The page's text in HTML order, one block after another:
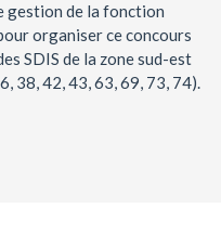
gestion de la fonction
organiser ce concours
SDIS de la zone sud-est
38, 42, 43, 63, 69, 73, 74).